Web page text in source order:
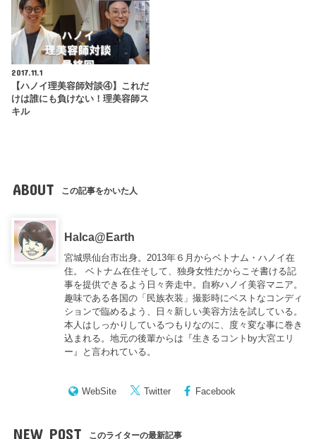
2017.11.1
【ハノイ理美容師対談④】これだ
けは誰にも負けない！理美容師ス
キル
ABOUT この記事をかいた人
Halca@Earth
宮城県仙台市出身。2013年６月からベトナム・ハノイ在
住。 ベトナム在住そして、独身女性だからこそ書ける記
事を提供できるよう日々奔走中。自称ハノイ美容マニア。
趣味である各国の「民族衣装」撮影時にベストなコンディ
ションで臨めるよう、日々新しい美容方法を試している。
本人はしっかりしているつもりなのに、度々変な事に巻き
込まれる。地元の後輩からは『生きるコントby大宮エリ
ー 』と言われている。
WebSite Twitter Facebook
NEW POST このライターの最新記事